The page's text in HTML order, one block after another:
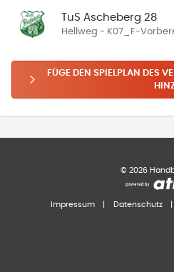
TuS Ascheberg 28
Hellweg - K07_F-
FÜGE DEN SPIELPLAN DES
© 2026
Impressum Datenschutz